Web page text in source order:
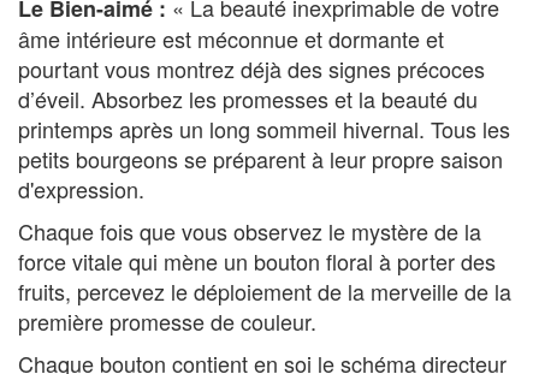
Le Bien-aimé : « La beauté inexprimable de votre
âme intérieure est méconnue et dormante et
pourtant vous montrez déjà des signes précoces
d’éveil. Absorbez les promesses et la beauté du
printemps après un long sommeil hivernal. Tous les
petits bourgeons se préparent à leur propre saison
d'expression.
Chaque fois que vous observez le mystère de la
force vitale qui mène un bouton floral à porter des
fruits, percevez le déploiement de la merveille de la
première promesse de couleur.
Chaque bouton contient en soi le schéma directeur